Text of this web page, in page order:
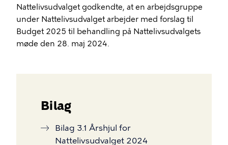
Nattelivsudvalget godkendte, at en arbejdsgruppe
under Nattelivsudvalget arbejder med forslag til
Budget 2025 til behandling på Nattelivsudvalgets
møde den 28. maj 2024.
Bilag
Bilag 3.1 Årshjul for
Nattelivsudvalget 2024